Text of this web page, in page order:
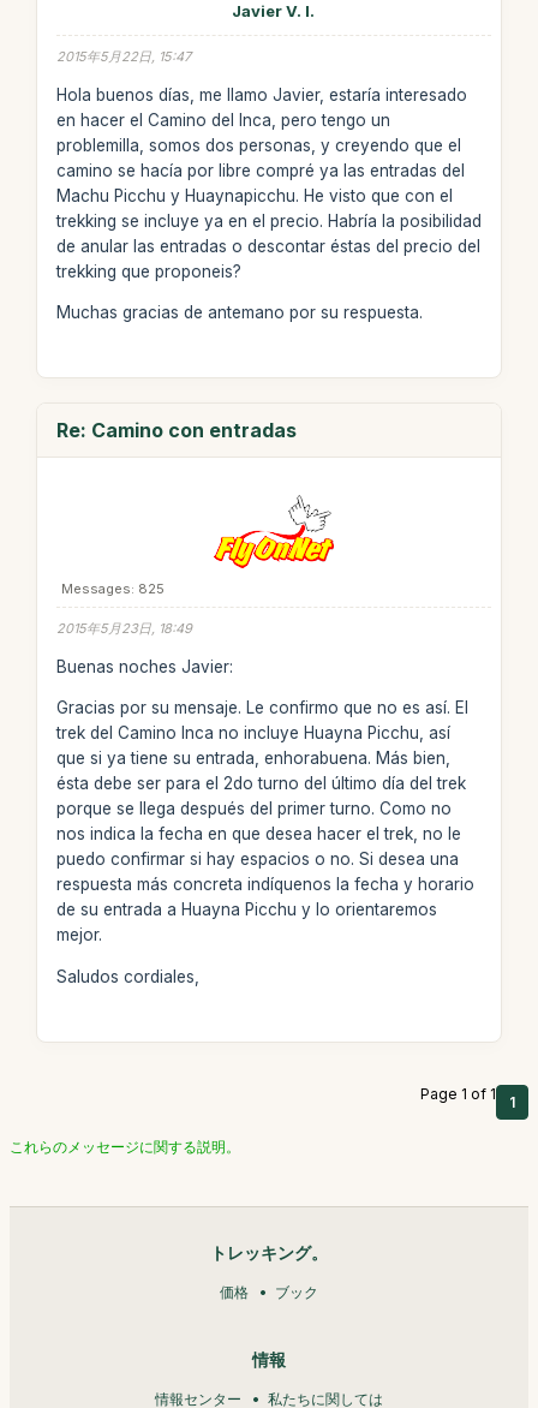
Javier V. I.
2015年5月22日, 15:47
Hola buenos días, me llamo Javier, estaría interesado
en hacer el Camino del Inca, pero tengo un
problemilla, somos dos personas, y creyendo que el
camino se hacía por libre compré ya las entradas del
Machu Picchu y Huaynapicchu. He visto que con el
trekking se incluye ya en el precio. Habría la posibilidad
de anular las entradas o descontar éstas del precio del
trekking que proponeis?
Muchas gracias de antemano por su respuesta.
Re: Camino con entradas
Messages: 825
2015年5月23日, 18:49
Buenas noches Javier:
Gracias por su mensaje. Le confirmo que no es así. El
trek del Camino Inca no incluye Huayna Picchu, así
que si ya tiene su entrada, enhorabuena. Más bien,
ésta debe ser para el 2do turno del último día del trek
porque se llega después del primer turno. Como no
nos indica la fecha en que desea hacer el trek, no le
puedo confirmar si hay espacios o no. Si desea una
respuesta más concreta indíquenos la fecha y horario
de su entrada a Huayna Picchu y lo orientaremos
mejor.
Saludos cordiales,
Page 1 of 1 1
これらのメッセージに関する説明。
トレッキング。
価格 ブック
情報
情報センター 私たちに関しては